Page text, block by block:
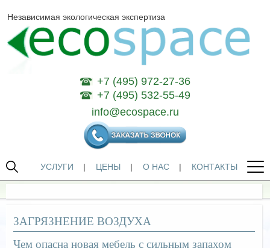
Независимая экологическая экспертиза
+7 (495) 972-27-36
+7 (495) 532-55-49
info@ecospace.ru
УСЛУГИ | ЦЕНЫ | О НАС | КОНТАКТЫ
ЗАГРЯЗНЕНИЕ ВОЗДУХА
Чем опасна новая мебель с сильным запахом